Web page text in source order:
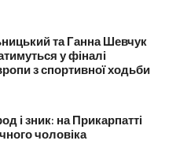
та Ганна Шевчук
у фіналі
з спортивної ходьби
і зник: на Прикарпатті
чоловіка